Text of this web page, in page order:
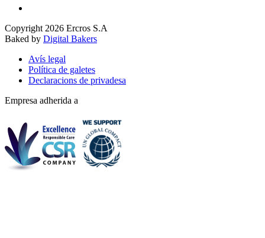
Copyright 2026 Ercros S.A
Baked by Digital Bakers
Avís legal
Política de galetes
Declaracions de privadesa
Empresa adherida a